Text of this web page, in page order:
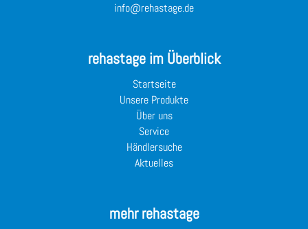
info@rehastage.de
rehastage im Überblick
Startseite
Unsere Produkte
Über uns
Service
Händlersuche
Aktuelles
mehr rehastage